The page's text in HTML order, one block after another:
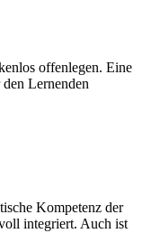
offenlegen. Eine
Lernenden
Kompetenz der
integriert. Auch ist